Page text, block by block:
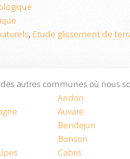
, Etude glissement de
autres communes où nous
Andon
Auvare
Bendejun
Bonson
Cabris